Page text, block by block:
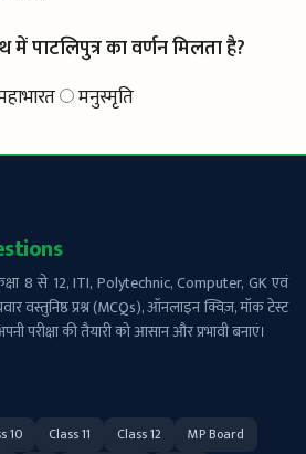
पाटलिपुत्र का वर्णन मिलता है?
मनुस्मृति
8 से 12, ITI, Polytechnic, Computer, GK एवं
वस्तुनिष्ठ प्रश्न (MCQs), ऑनलाइन क्विज़, मॉक टेस्ट
परीक्षा की तैयारी को आसान और प्रभावी बनाएं।
10 Class 11 Class 12
MP Board